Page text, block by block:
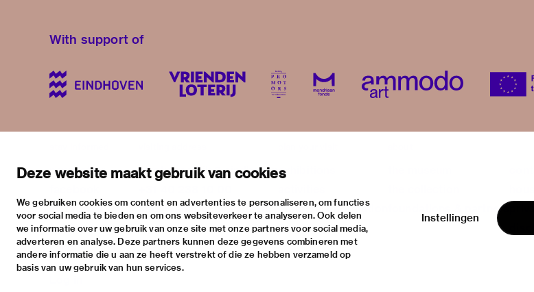
Deze website maakt gebruik van cookies
We gebruiken cookies om content en advertenties te personaliseren, om functies
voor social media te bieden en om ons websiteverkeer te analyseren. Ook delen
we informatie over uw gebruik van onze site met onze partners voor social media,
adverteren en analyse. Deze partners kunnen deze gegevens combineren met
andere informatie die u aan ze heeft verstrekt of die ze hebben verzameld op
basis van uw gebruik van hun services.
Instellingen
With support of
newsletter
instagram
twitter
linkedin
stratumsedijk 2 eindhoven
info@vanabbemuseum.nl
exhibitions
practical information
foundations & partners